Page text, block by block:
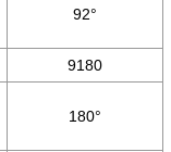
92°
9180
180°